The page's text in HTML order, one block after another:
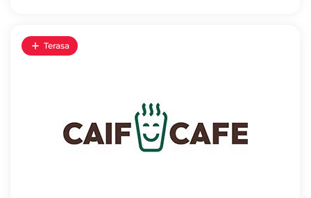
Terasa